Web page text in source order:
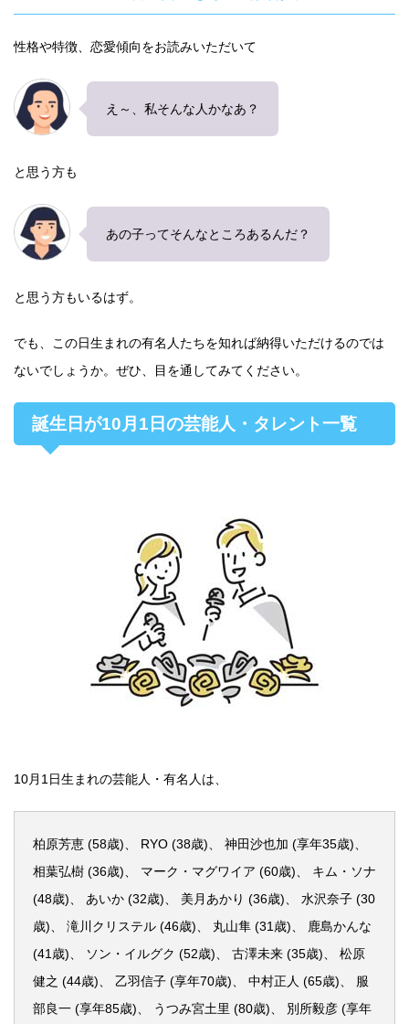
性格や特徴、恋愛傾向をお読みいただいて
え～、私そんな人かなあ？
と思う方も
あの子ってそんなところあるんだ？
と思う方もいるはず。
でも、この日生まれの有名人たちを知れば納得いただけるのでは
ないでしょうか。ぜひ、目を通してみてください。
誕生日が10月1日の芸能人・タレント一覧
10月1日生まれの芸能人・有名人は、
柏原芳恵 (58歳)、 RYO (38歳)、 神田沙也加 (享年35歳)、
相葉弘樹 (36歳)、 マーク・マグワイア (60歳)、 キム・ソナ
(48歳)、 あいか (32歳)、 美月あかり (36歳)、 水沢奈子 (30
歳)、 滝川クリステル (46歳)、 丸山隼 (31歳)、 鹿島かんな
(41歳)、 ソン・イルグク (52歳)、 古澤未来 (35歳)、 松原
健之 (44歳)、 乙羽信子 (享年70歳)、 中村正人 (65歳)、 服
部良一 (享年85歳)、 うつみ宮土里 (80歳)、 別所毅彦 (享年